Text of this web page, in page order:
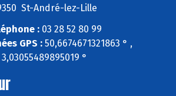
St-André-lez-Lille
:03 28 52 80 99
GPS :50,6674671321863 ° ,
3,03055489895019 °